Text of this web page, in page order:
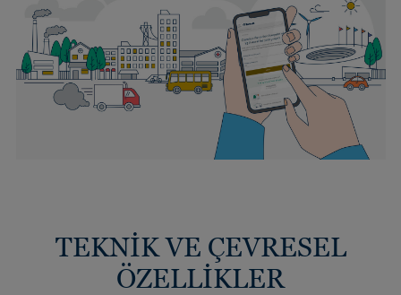
TEKNİK VE ÇEVRESEL
ÖZELLİKLER